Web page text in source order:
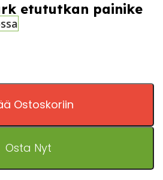
etututkan painike
Ostoskoriin
Osta Nyt